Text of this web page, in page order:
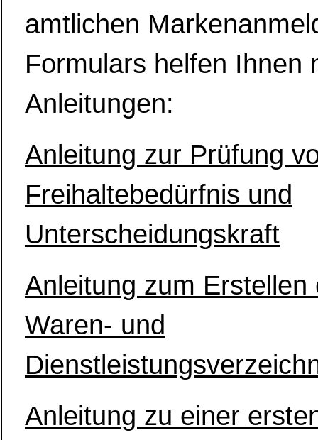
amtlichen
Formulars helfen Ihnen
Anleitungen:
Anleitung zur Prüfung
Freihaltebedürfnis und
Unterscheidungskraft
Anleitung zum Erstellen
Waren- und
Anleitung zu einer